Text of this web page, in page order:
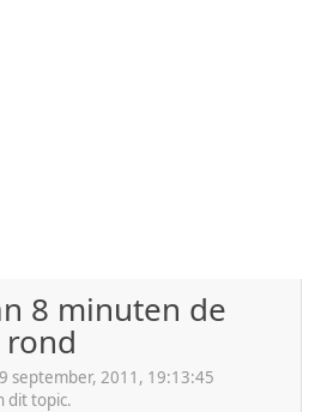
8 minuten de
september, 2011, 19:13:45
dit topic.